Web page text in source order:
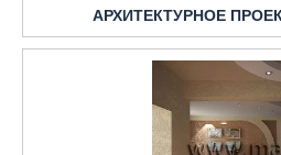
АРХИТЕКТУРНОЕ